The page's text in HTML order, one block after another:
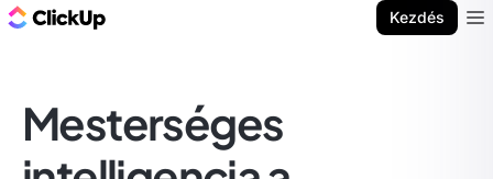
Kezdés
Mesterséges